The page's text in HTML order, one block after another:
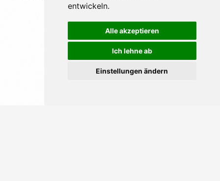
entwickeln.
Alle akzeptieren
Ich lehne ab
Einstellungen ändern